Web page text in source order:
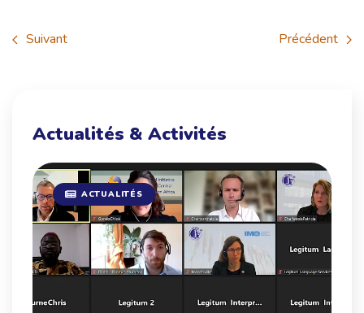
Suivant Précédent
Actualités & Activités
ACTUALITÉS